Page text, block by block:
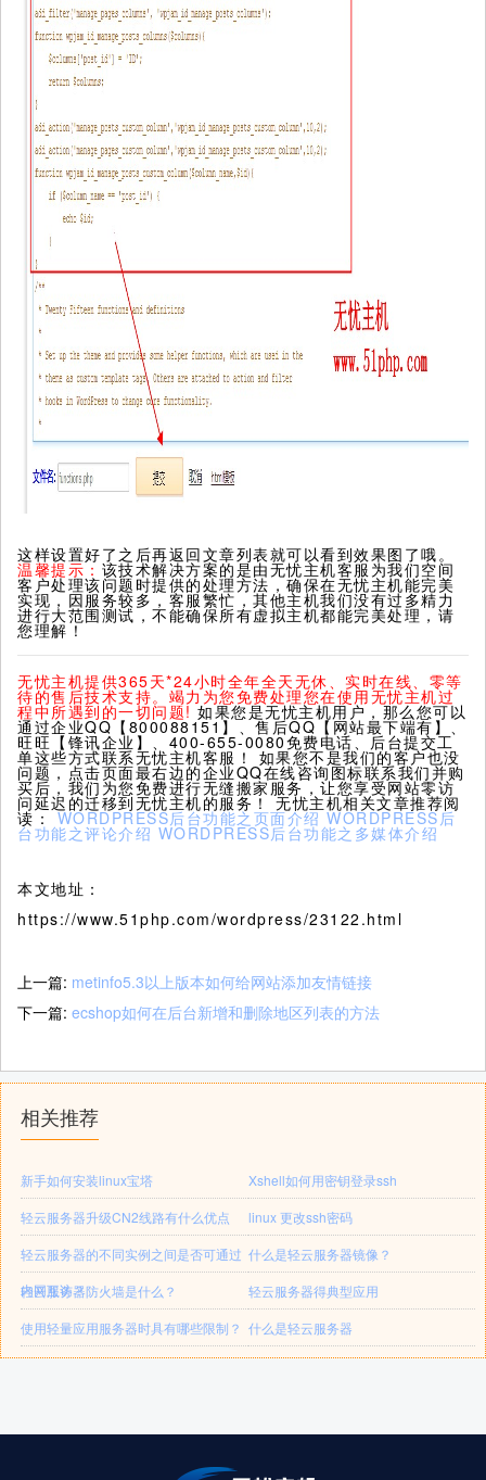
这样设置好了之后再返回文章列表就可以看到效果图了哦。
温馨提示： 该技术解决方案的是由无忧主机客服为我们空间
客户处理该问题时提供的处理方法，确保在无忧主机能完美
实现，因服务较多，客服繁忙，其他主机我们没有过多精力
进行大范围测试，不能确保所有虚拟主机都能完美处理，请
您理解！
无忧主机提供365天*24小时全年全天无休、实时在线、零等
待的售后技术支持。竭力为您免费处理您在使用无忧主机过
程中所遇到的一切问题!如果您是无忧主机用户，那么您可以
通过企业QQ【800088151】、售后QQ【网站最下端有】、
旺旺【锋讯企业】、400-655-0080免费电话、后台提交工
单这些方式联系无忧主机客服！ 如果您不是我们的客户也没
问题，点击页面最右边的企业QQ在线咨询图标联系我们并购
买后，我们为您免费进行无缝搬家服务，让您享受网站零访
问延迟的迁移到无忧主机的服务！ 无忧主机相关文章推荐阅
读：WORDPRESS后台功能之页面介绍 WORDPRESS后
台功能之评论介绍 WORDPRESS后台功能之多媒体介绍
本文地址：
https://www.51php.com/wordpress/23122.html
上一篇: metinfo5.3以上版本如何给网站添加友情链接
下一篇: ecshop如何在后台新增和删除地区列表的方法
相关推荐
新手如何安装linux宝塔
Xshell如何用密钥登录ssh
轻云服务器升级CN2线路有什么优点
linux 更改ssh密码
轻云服务器的不同实例之间是否可通过
内网互访？
什么是轻云服务器镜像？
轻云服务器防火墙是什么？
轻云服务器得典型应用
使用轻量应用服务器时具有哪些限制？ 什么是轻云服务器